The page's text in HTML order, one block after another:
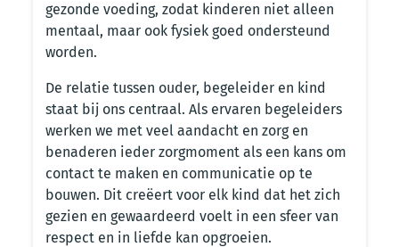
gezonde voeding, zodat kinderen niet alleen
mentaal, maar ook fysiek goed ondersteund
worden.
De relatie tussen ouder, begeleider en kind
staat bij ons centraal. Als ervaren begeleiders
werken we met veel aandacht en zorg en
benaderen ieder zorgmoment als een kans om
contact te maken en communicatie op te
bouwen. Dit creëert voor elk kind dat het zich
gezien en gewaardeerd voelt in een sfeer van
respect en in liefde kan opgroeien.